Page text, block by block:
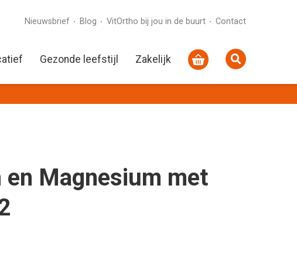
Nieuwsbrief Blog VitOrtho bij jou in de buurt Contact
Gezonde leefstijl Zakelijk
en Magnesium met